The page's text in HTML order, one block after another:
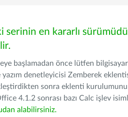
serinin en kararlı
başlamadan önce lütfen
yazım denetleyicisi Zemberek
sonra eklenti kurulumunu
4.1.2 sonrası bazı Calc işlev
alabilirsiniz.